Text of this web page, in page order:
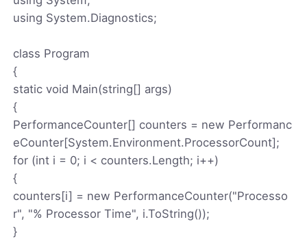
using System.Diagnostics;
class Program
{
static void Main(string[] args)
{
PerformanceCounter[] counters = new Performanc
eCounter[System.Environment.ProcessorCount];
for (int i = 0; i < counters.Length; i++)
{
counters[i] = new PerformanceCounter("Processo
r", "% Processor Time", i.ToString());
}